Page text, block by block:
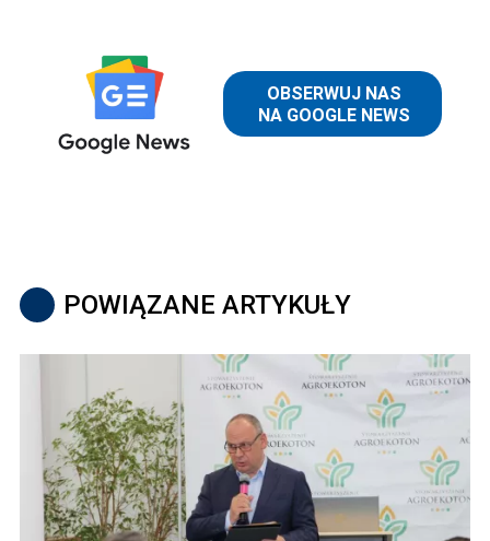
POWIĄZANE ARTYKUŁY